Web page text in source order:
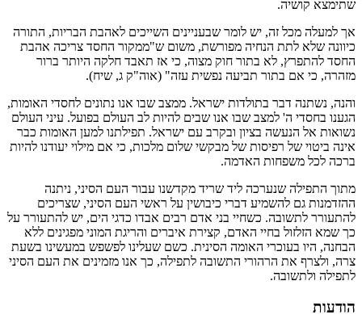
שתימצא קושיה.
אך למעלה מכל זה, יש לומר שבעניינים השייכים לאהבת הבריות, התורה
כיוונה שלא לתת הנחיה מפורשת, משום ש"ממקור החסד צריכה אהבת
החסד להתפרץ, לא בתור חוק מצוה, כי אז תאבד חלקה היותר ברור
מזהרה, כי אם בתור תביעה נפשית עזה" (אוה"ק ג, שיח).
והנה, נשתנה דבר בתולדות ישראל. ממצב שבו אנו נתונים לחסדי האומות,
הגענו בחסדי ה' למצב שבו אנו שבים להיות לב העולם בפועל. עיני העולם
נשואות אל הנעשה בציון ובקרב עם ישראל. תפילתנו למען האומות כבר
אינה ביטוי של רפיסות של מבקשי שלום מלכות, כי אם מילוי יעודנו להיות
ברכה לכל משפחות האדמה.
מתוך התפילה שנערכה ליד שריד מקדשנו עבור העם הסיני, ניתנה
ההזדמנות גם להשמיע דברי כיבושין על ראשי העם הסיני, שצריכים
להתעורר לתשובה. כשחיי בני אדם רבים אבדו כדגי הים, יש להתעורר על
כך שמא הזלזול בחיי האדם, קצירת איברים והריגת המוני מפגינים ללא
הבחנה, היו בעוכרי האומה הסינית. כשם שעלינו לפשפש במעשינו בשעת
צרה, ולצרף את הרהורי התשובה לתפילה, כך אנו מזמינים את העם הסיני
לתפילה ולתשובה.
הודעות